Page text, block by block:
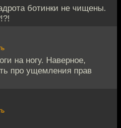
ботинки не чищены.
на ногу. Наверное,
про ущемления прав